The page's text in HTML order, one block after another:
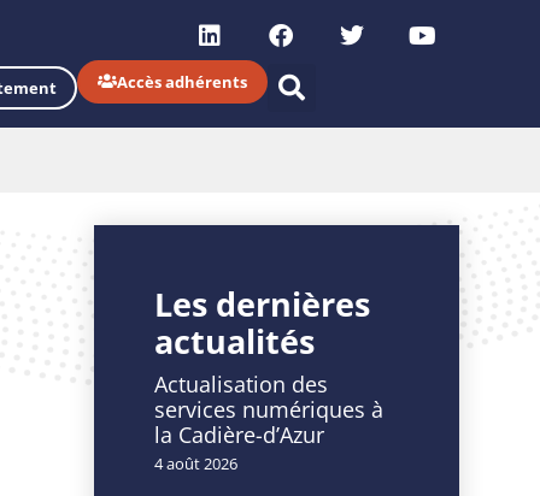
Accès adhérents
Les dernières
actualités
Actualisation des
services numériques à
la Cadière-d’Azur
4 août 2026